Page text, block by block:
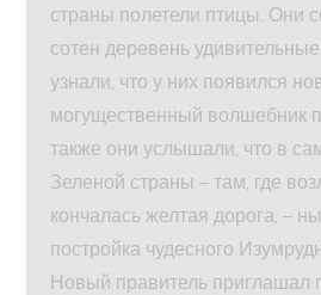
страны полетели птицы. Они
сотен деревень
узнали, что у них появился
могущественный волшебник
также они услышали, что в
Зеленой страны – там, где
кончалась желтая дорога, –
постройка чудесного
Новый правитель приглашал